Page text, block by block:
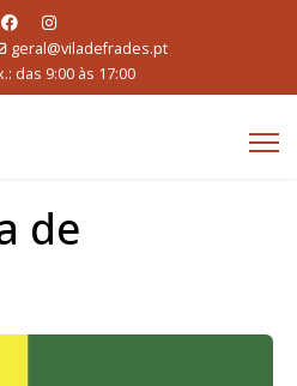
geral@viladefrades.pt
das 9:00 às 17:00
de